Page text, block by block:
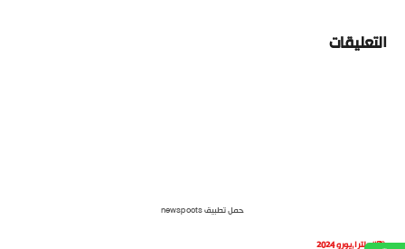
التعليقات
حمل تطبيق newspoots
إنجلترا,يورو 2024